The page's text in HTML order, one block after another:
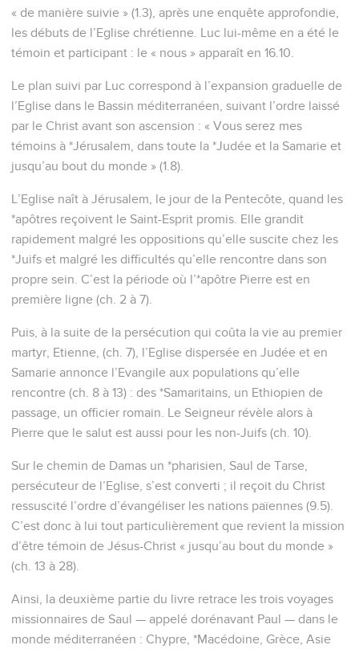
« de manière suivie » (1.3), après une enquête approfondie,
les débuts de l’Eglise chrétienne. Luc lui-même en a été le
témoin et participant : le « nous » apparaît en 16.10.
Le plan suivi par Luc correspond à l’expansion graduelle de
l’Eglise dans le Bassin méditerranéen, suivant l’ordre laissé
par le Christ avant son ascension : « Vous serez mes
témoins à *Jérusalem, dans toute la *Judée et la Samarie et
jusqu’au bout du monde » (1.8).
L’Eglise naît à Jérusalem, le jour de la Pentecôte, quand les
*apôtres reçoivent le Saint-Esprit promis. Elle grandit
rapidement malgré les oppositions qu’elle suscite chez les
*Juifs et malgré les difficultés qu’elle rencontre dans son
propre sein. C’est la période où l’*apôtre Pierre est en
première ligne (ch. 2 à 7).
Puis, à la suite de la persécution qui coûta la vie au premier
martyr, Etienne, (ch. 7), l’Eglise dispersée en Judée et en
Samarie annonce l’Evangile aux populations qu’elle
rencontre (ch. 8 à 13) : des *Samaritains, un Ethiopien de
passage, un officier romain. Le Seigneur révèle alors à
Pierre que le salut est aussi pour les non-Juifs (ch. 10).
Sur le chemin de Damas un *pharisien, Saul de Tarse,
persécuteur de l’Eglise, s’est converti ; il reçoit du Christ
ressuscité l’ordre d’évangéliser les nations païennes (9.5).
C’est donc à lui tout particulièrement que revient la mission
d’être témoin de Jésus-Christ « jusqu’au bout du monde »
(ch. 13 à 28).
Ainsi, la deuxième partie du livre retrace les trois voyages
missionnaires de Saul — appelé dorénavant Paul — dans le
monde méditerranéen : Chypre, *Macédoine, Grèce, Asie